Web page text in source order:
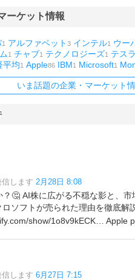
ーケット情報
1 アルファベット 3 インテル1 ウー
1 チャブ1 テクノロジーズ1 テスラ
平均1 Apple86 IBM1 Microsoft1
いま話題の企業・マーケット
します 2月28日 8:08
🤔 AI株に広がる不穏な影と、
ソフトが売られた理由を徹底解
show/1o8v9kECK… Apple
します 6月27日 7:15